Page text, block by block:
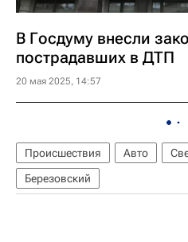
В Госдуму внесли
пострадавших в ДТП
20 мая 2025, 14:57
Происшествия Авто
Березовский